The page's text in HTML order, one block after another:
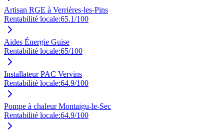
Artisan RGE à Verrières-les-Pins
Rentabilité locale:65.1/100
Aides Énergie Guise
Rentabilité locale:65/100
Installateur PAC Vervins
Rentabilité locale:64.9/100
Pompe à chaleur Montaigu-le-Sec
Rentabilité locale:64.9/100